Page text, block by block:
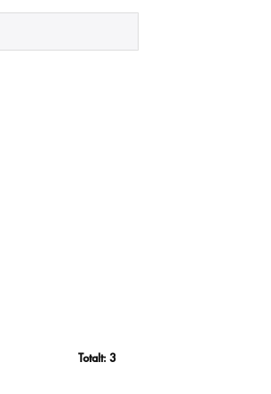
Totalt: 3